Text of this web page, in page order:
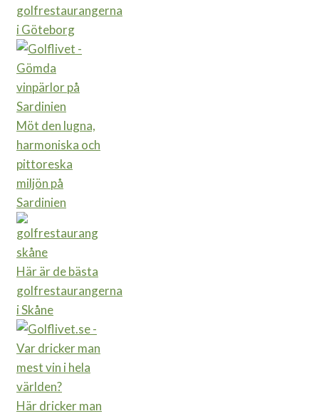
golfrestaurangerna
i Göteborg
Möt den lugna,
harmoniska och
pittoreska
miljön på
Sardinien
Här är de bästa
golfrestaurangerna
i Skåne
Här dricker man